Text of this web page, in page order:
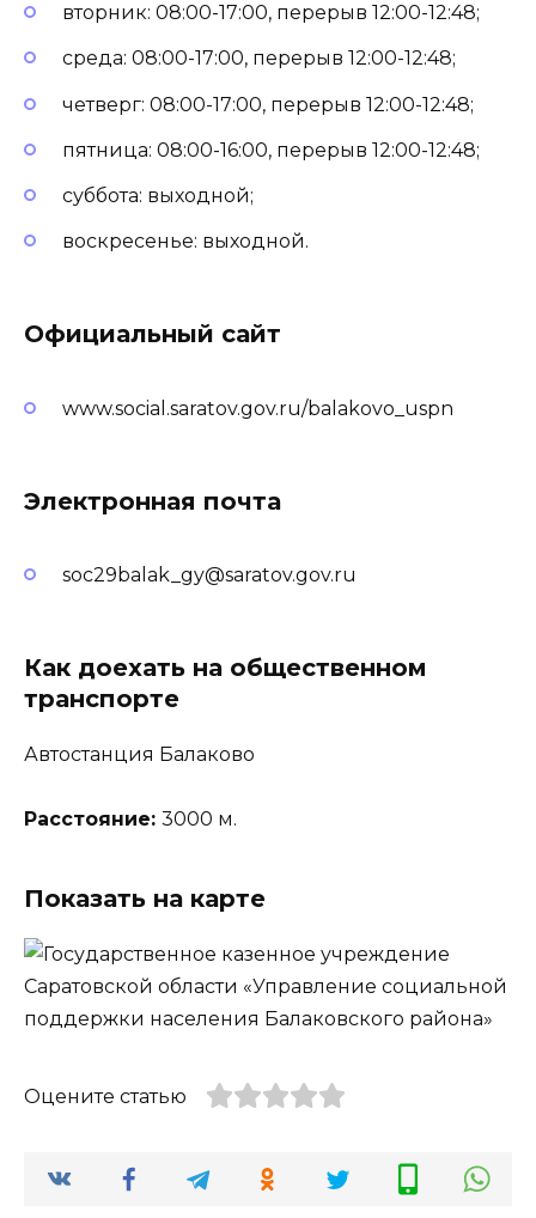
вторник: 08:00-17:00, перерыв 12:00-12:48;
среда: 08:00-17:00, перерыв 12:00-12:48;
четверг: 08:00-17:00, перерыв 12:00-12:48;
пятница: 08:00-16:00, перерыв 12:00-12:48;
суббота: выходной;
воскресенье: выходной.
Официальный сайт
www.social.saratov.gov.ru/balakovo_uspn
Электронная почта
soc29balak_gy@saratov.gov.ru
Как доехать на общественном
транспорте
Автостанция Балаково
Расстояние: 3000 м.
Показать на карте
Оцените статью